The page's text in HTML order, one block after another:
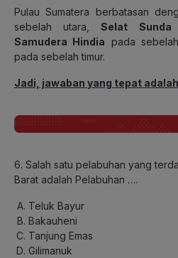
Pulau Sumatera berbatasan
sebelah utara,Selat Sunda
Samudera Hindia pada
pada sebelah timur.
Jadi, jawaban yang tepat
6. Salah satu pelabuhan yang
Barat adalah Pelabuhan ….
Teluk Bayur
Bakauheni
Tanjung Emas
Gilimanuk